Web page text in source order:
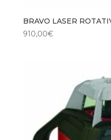
BRAVO LASER
910,00€